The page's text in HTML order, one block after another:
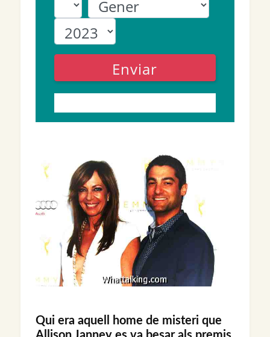
Enviar
Qui era aquell home de misteri que